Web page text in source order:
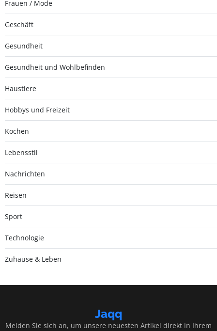
Frauen / Mode
Geschäft
Gesundheit
Gesundheit und Wohlbefinden
Haustiere
Hobbys und Freizeit
Kochen
Lebensstil
Nachrichten
Reisen
Sport
Technologie
Zuhause & Leben
Jaqq
Melden Sie sich an, um unsere neuesten Artikel direkt in Ihrem